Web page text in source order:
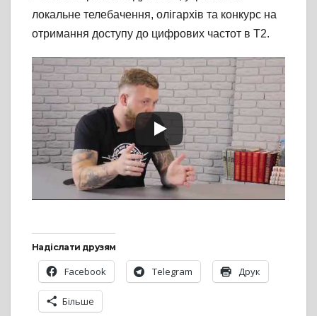
локальне телебачення, олігархів та конкурс на
отримання доступу до цифрових частот в Т2.
Надіслати друзям
Facebook Telegram Друк
Більше